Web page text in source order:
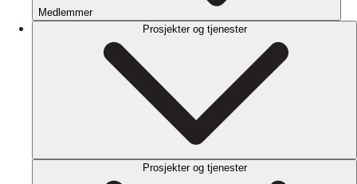
Medlemmer
Prosjekter og tjenester
Prosjekter og tjenester